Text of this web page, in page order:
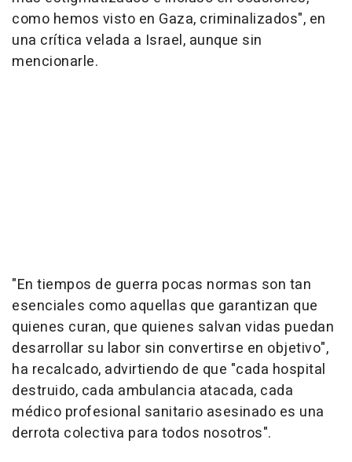
como hemos visto en Gaza, criminalizados", en
una crítica velada a Israel, aunque sin
mencionarle.
"En tiempos de guerra pocas normas son tan
esenciales como aquellas que garantizan que
quienes curan, que quienes salvan vidas puedan
desarrollar su labor sin convertirse en objetivo",
ha recalcado, advirtiendo de que "cada hospital
destruido, cada ambulancia atacada, cada
médico profesional sanitario asesinado es una
derrota colectiva para todos nosotros".